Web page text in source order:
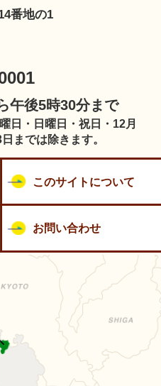
番地の1
午後5時30分まで
日・日曜日・祝日・12月
までは除きます。
このサイトについて
お問い合わせ